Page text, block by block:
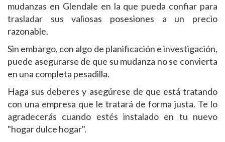
mudanzas en Glendale en la que pueda confiar para
trasladar sus valiosas posesiones a un precio
razonable.
Sin embargo, con algo de planificación e investigación,
puede asegurarse de que su mudanza no se convierta
en una completa pesadilla.
Haga sus deberes y asegúrese de que está tratando
con una empresa que le tratará de forma justa. Te lo
agradecerás cuando estés instalado en tu nuevo
"hogar dulce hogar".